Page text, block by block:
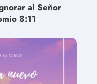
al Señor
8:11